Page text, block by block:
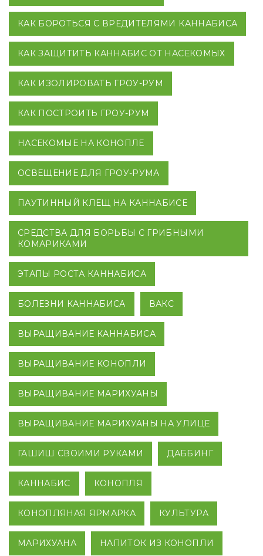
КАК БОРОТЬСЯ С ВРЕДИТЕЛЯМИ КАННАБИСА
КАК ЗАЩИТИТЬ КАННАБИС ОТ НАСЕКОМЫХ
КАК ИЗОЛИРОВАТЬ ГРОУ-РУМ
КАК ПОСТРОИТЬ ГРОУ-РУМ
НАСЕКОМЫЕ НА КОНОПЛЕ
ОСВЕЩЕНИЕ ДЛЯ ГРОУ-РУМА
ПАУТИННЫЙ КЛЕЩ НА КАННАБИСЕ
СРЕДСТВА ДЛЯ БОРЬБЫ С ГРИБНЫМИ
КОМАРИКАМИ
ЭТАПЫ РОСТА КАННАБИСА
БОЛЕЗНИ КАННАБИСА ВАКС
ВЫРАЩИВАНИЕ КАННАБИСА
ВЫРАЩИВАНИЕ КОНОПЛИ
ВЫРАЩИВАНИЕ МАРИХУАНЫ
ВЫРАЩИВАНИЕ МАРИХУАНЫ НА УЛИЦЕ
ГАШИШ СВОИМИ РУКАМИ ДАББИНГ
КАННАБИС КОНОПЛЯ
КОНОПЛЯНАЯ ЯРМАРКА КУЛЬТУРА
МАРИХУАНА НАПИТОК ИЗ КОНОПЛИ